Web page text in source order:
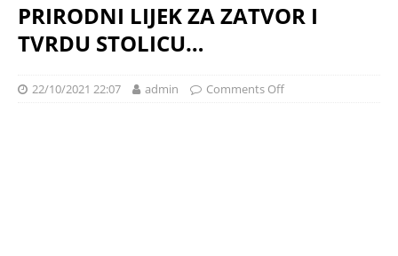
PRIRODNI LIJEK ZA ZATVOR I
TVRDU STOLICU…
22/10/2021 22:07 admin Comments Off